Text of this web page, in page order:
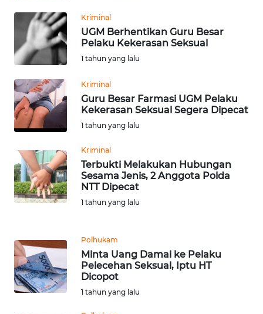
Kriminal
UGM Berhentikan Guru Besar
Pelaku Kekerasan Seksual
1 tahun yang lalu
Kriminal
Guru Besar Farmasi UGM Pelaku
Kekerasan Seksual Segera Dipecat
1 tahun yang lalu
Kriminal
Terbukti Melakukan Hubungan
Sesama Jenis, 2 Anggota Polda
NTT Dipecat
1 tahun yang lalu
Polhukam
Minta Uang Damai ke Pelaku
Pelecehan Seksual, Iptu HT
Dicopot
1 tahun yang lalu
WN
PAPUA
WN
PAPUA
BARAT
WN
WN
SERAMBI
WN
SULTRA